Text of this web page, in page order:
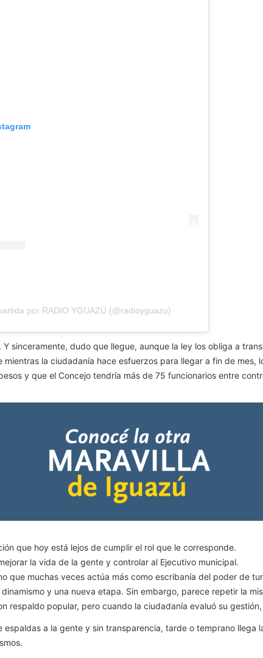
por RADIO YGUAZÚ (@radioyguazu)
sinceramente, dudo que llegue, aunque la ley los obliga a
mientras la ciudadanía hace esfuerzos para llegar a fin de
y que el Concejo tendría más de 75 funcionarios entre
que hoy está lejos de cumplir el rol que le corresponde.
la vida de la gente y controlar al Ejecutivo municipal.
que muchas veces actúa más como escribanía del poder de
y una nueva etapa. Sin embargo, parece repetir la
respaldo popular, pero cuando la ciudadanía evaluó su
espaldas a la gente y sin transparencia, tarde o temprano